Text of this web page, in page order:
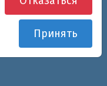
и
Принять